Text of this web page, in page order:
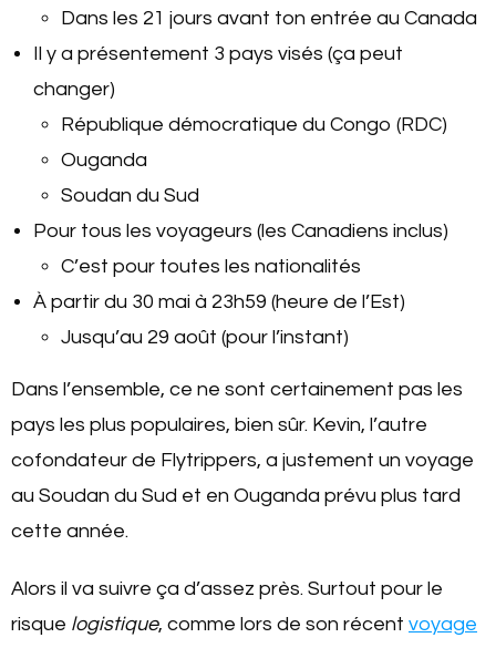
Dans les 21 jours avant ton entrée au Canada
Il y a présentement 3 pays visés (ça peut
changer)
République démocratique du Congo (RDC)
Ouganda
Soudan du Sud
Pour tous les voyageurs (les Canadiens inclus)
C’est pour toutes les nationalités
À partir du 30 mai à 23h59 (heure de l’Est)
Jusqu’au 29 août (pour l’instant)
Dans l’ensemble, ce ne sont certainement pas les
pays les plus populaires, bien sûr. Kevin, l’autre
cofondateur de Flytrippers, a justement un voyage
au Soudan du Sud et en Ouganda prévu plus tard
cette année.
Alors il va suivre ça d’assez près. Surtout pour le
risque logistique, comme lors de son récent voyage